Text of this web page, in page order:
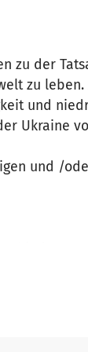
zu der
zu
und
Ukraine
und /